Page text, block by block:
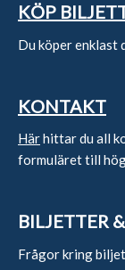
KÖP
Du köper enklast
KONTAKT
Härhittar du all
formuläret till
BILJETTER
Frågor kring